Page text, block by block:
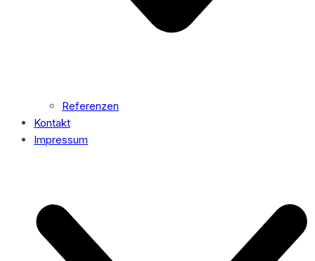
Referenzen
Kontakt
Impressum